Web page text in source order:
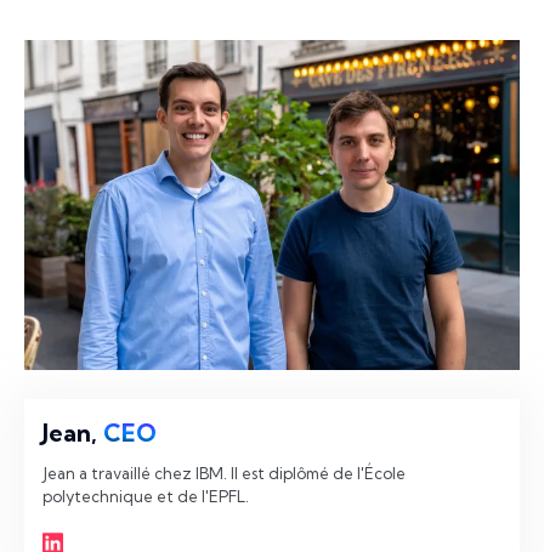
Jean, CEO
Jean a travaillé chez IBM. Il est diplômé de l'École
polytechnique et de l'EPFL.